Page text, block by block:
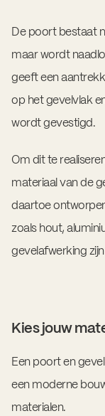
De poort bestaat
maar wordt
geeft een
op het gevelvlak
wordt gevestigd.
Om dit te
materiaal van de
daartoe
zoals hout,
gevelafwerking
Kies jouw
Een poort en
een moderne
materialen.